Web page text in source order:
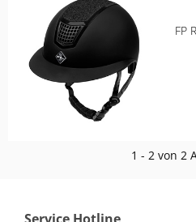
FP
1 - 2 von 2
ACAVALLO
BACK ON TRACK